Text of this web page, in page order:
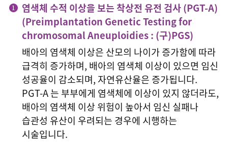
남성난임
난임바로알기
주사안내
염색체 수적 이상을 보는 착상전 유전 검사 (PGT-A)
(Preimplantation Genetic Testing for
chromosomal Aneuploidies : (구)PGS)
배아의 염색체 이상은 산모의 나이가 증가함에 따라
급격히 증가하며, 배아의 염색체 이상이 있으면 임신
성공율이 감소되며, 자연유산율은 증가됩니다.
PGT-A 는 부부에게 염색체에 이상이 있지 않더라도,
배아의 염색체 이상 위험이 높아서 임신 실패나
습관성 유산이 우려되는 경우에 시행하는
시술입니다.